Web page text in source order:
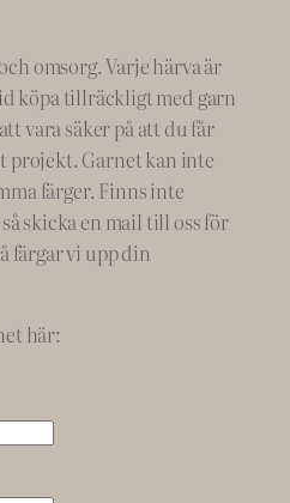
omsorg. Varje härva är
köpa tillräckligt med garn
vara säker på att du får
projekt. Garnet kan inte
färger. Finns inte
skicka en mail till oss för
färgar vi upp din
här: